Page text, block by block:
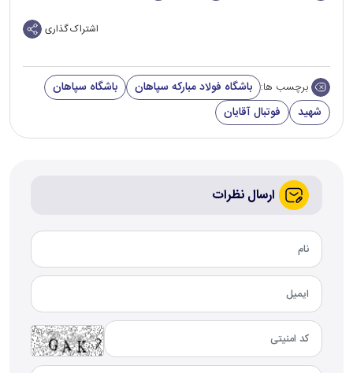
اشتراک گذاری
برچسب ها: باشگاه فولاد مبارکه سپاهان
باشگاه سپاهان
شهید
فوتبال آقایان
ارسال نظرات